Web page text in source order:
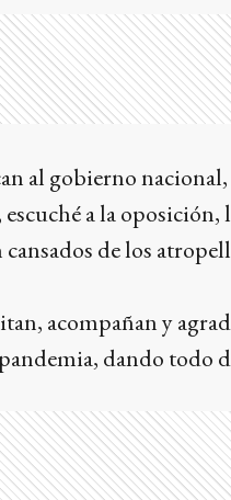
al gobierno
a la oposición,
de los
acompañan y
dando todo